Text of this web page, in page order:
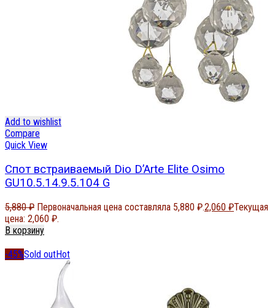
Add to wishlist
Compare
Quick View
Спот встраиваемый Dio D’Arte Elite Osimo
GU10.5.14.9.5.104 G
5,880₽ Первоначальная цена составляла 5,880 ₽.2,060 ₽Текущая
цена: 2,060 ₽.
В корзину
-45%Sold outHot